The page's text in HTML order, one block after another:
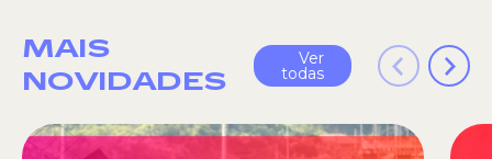
MAIS
NOVIDADES
Ver
todas